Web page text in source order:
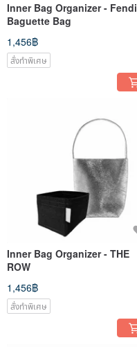
Inner Bag Organizer - Fendi
Baguette Bag
1,456฿
สั่งทำพิเศษ
Inner Bag Organizer - THE
ROW
1,456฿
สั่งทำพิเศษ